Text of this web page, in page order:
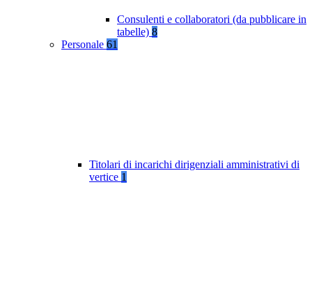
Consulenti e collaboratori (da pubblicare in
tabelle) 8
Personale 61
Titolari di incarichi dirigenziali amministrativi di
vertice 1